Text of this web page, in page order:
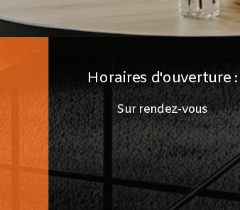
Horaires d'ouverture :
Sur rendez-vous